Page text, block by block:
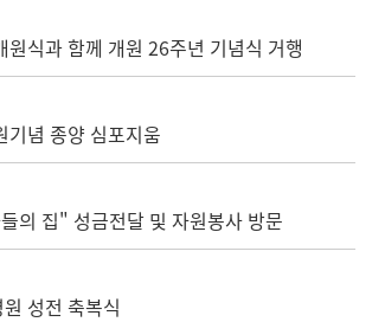
원식과 함께 개원 26주년 기념식 거행
기념 종양 심포지움
의 집" 성금전달 및 자원봉사 방문
성전 축복식